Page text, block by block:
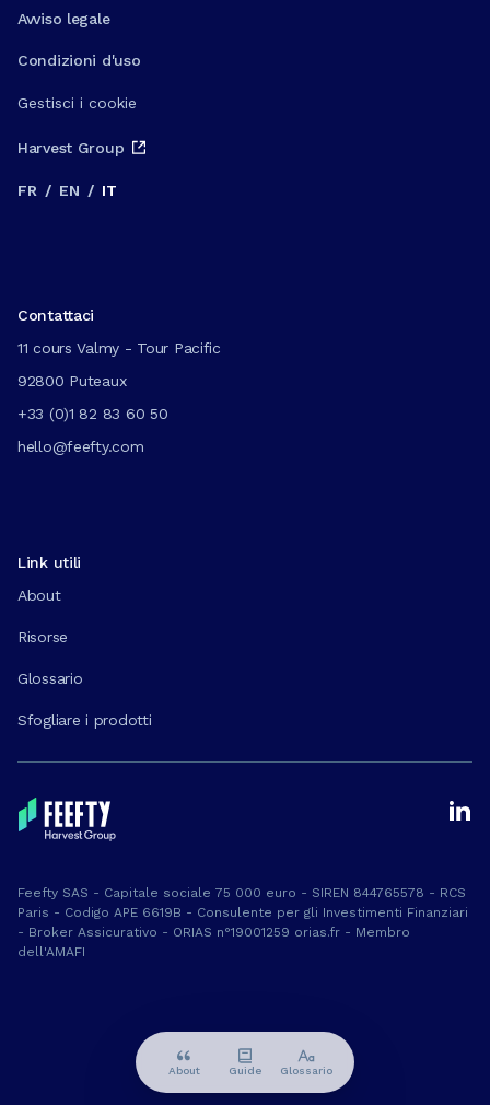
About Guide Glossario
Avviso legale
Condizioni d'uso
Gestisci i cookie
Harvest Group
FR / EN / IT
Contattaci
11 cours Valmy - Tour Pacific
92800 Puteaux
+33 (0)1 82 83 60 50
hello@feefty.com
Link utili
About
Risorse
Glossario
Sfogliare i prodotti
Feefty SAS - Capitale sociale 75 000 euro - SIREN 844765578 - RCS
Paris - Codigo APE 6619B - Consulente per gli Investimenti Finanziari
- Broker Assicurativo - ORIAS n°19001259 orias.fr - Membro
dell'AMAFI